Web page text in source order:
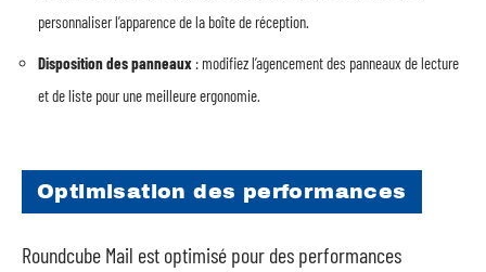
personnaliser l’apparence de la boîte de réception.
Disposition des panneaux : modifiez l’agencement des panneaux de lecture
et de liste pour une meilleure ergonomie.
Optimisation des performances
Roundcube Mail est optimisé pour des performances